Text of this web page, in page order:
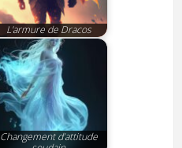
L'armure de Dracos
Changement d’attitude